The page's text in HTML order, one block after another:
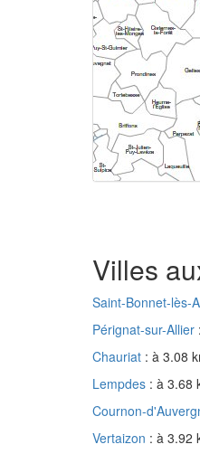
Villes
Saint-Bonnet-lès-
Pérignat-sur-Allier
Chauriat : à 3.08
Lempdes : à 3.68
Cournon-
Vertaizon : à 3.92